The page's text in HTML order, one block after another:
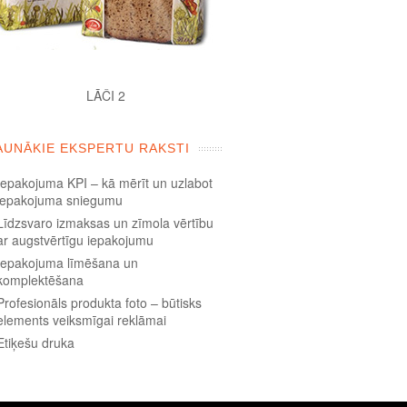
LĀČI 2
EKSPERTU RAKSTI
KPI – kā mērīt un uzlabot
sniegumu
izmaksas un zīmola vērtību
augstvērtīgu iepakojumu
līmēšana un
produkta foto – būtisks
veiksmīgai reklāmai
druka